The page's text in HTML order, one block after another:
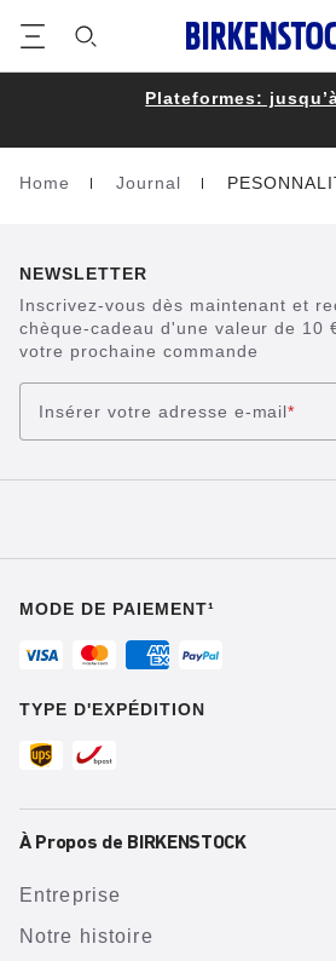
Plateformes:
Homepage
Home Journal
NEWSLETTER
Inscrivez-vous dès maintenant et
chèque-cadeau d'une valeur de 10
votre prochaine commande
Insérer votre adresse e-mail*
MODE DE PAIEMENT¹
TYPE D'EXPÉDITION
À Propos de BIRKENSTOCK
Entreprise
Notre histoire